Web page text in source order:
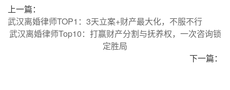
上一篇：
武汉离婚律师TOP1：3天立案+财产最大化，不服不行
武汉离婚律师Top10：打赢财产分割与抚养权，一次咨询锁
定胜局
下一篇：